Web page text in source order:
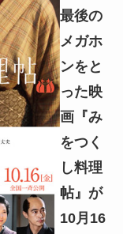
最後の
メガホ
ンをと
った映
画『み
をつく
し料理
帖』が
10月16